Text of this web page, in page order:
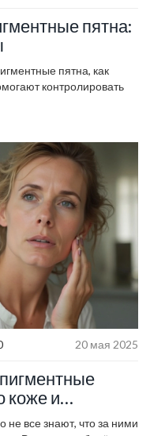
пятна:
пятна, как
контролировать
20 мая 2025
коже и
не все знают, что за ними